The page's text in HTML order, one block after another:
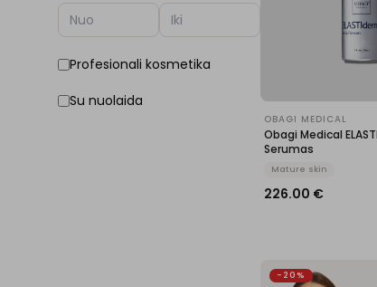
Profesionali kosmetika
Su nuolaida
OBAGI MEDICAL
Obagi Medical
Serumas
Mature skin
226.00 €
-20%